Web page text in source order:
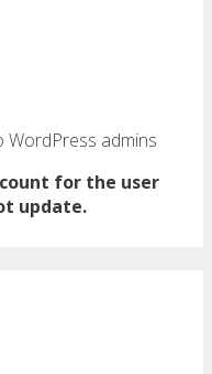
WordPress admins
for the user
update.